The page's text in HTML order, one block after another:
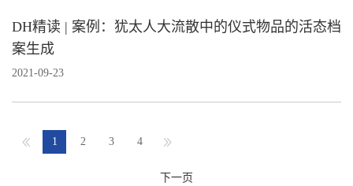
2021-09-23
DH精读 | 案例：犹太人大流散中的仪式物品的活态档
案生成
1 2 3 4
下一页